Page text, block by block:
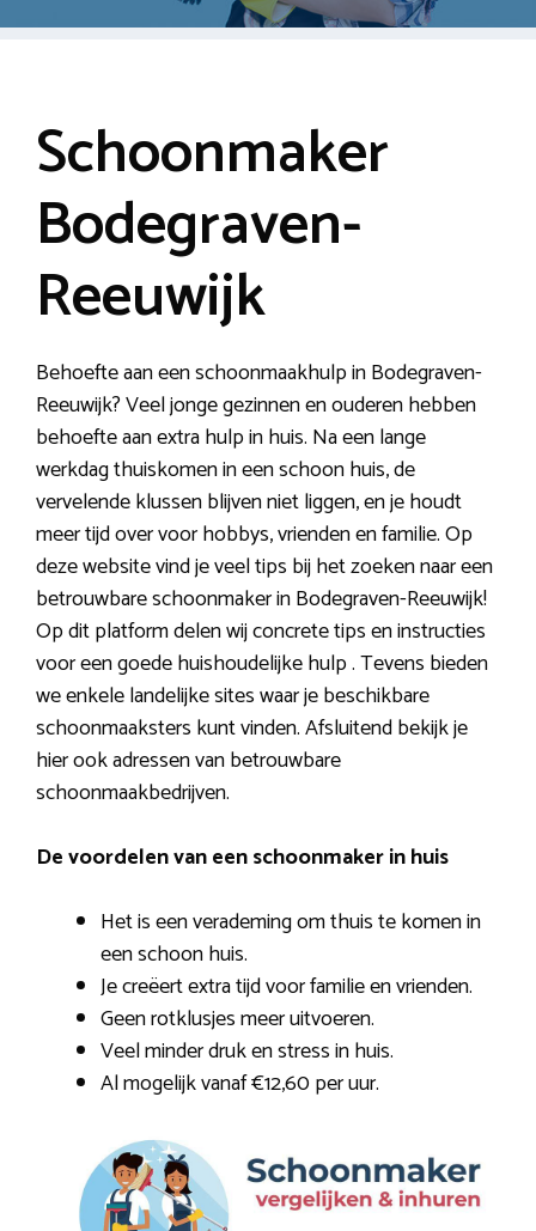
Schoonmaker
Bodegraven-
Reeuwijk
Behoefte aan een schoonmaakhulp in Bodegraven-
Reeuwijk? Veel jonge gezinnen en ouderen hebben
behoefte aan extra hulp in huis. Na een lange
werkdag thuiskomen in een schoon huis, de
vervelende klussen blijven niet liggen, en je houdt
meer tijd over voor hobbys, vrienden en familie. Op
deze website vind je veel tips bij het zoeken naar een
betrouwbare schoonmaker in Bodegraven-Reeuwijk!
Op dit platform delen wij concrete tips en instructies
voor een goede huishoudelijke hulp . Tevens bieden
we enkele landelijke sites waar je beschikbare
schoonmaaksters kunt vinden. Afsluitend bekijk je
hier ook adressen van betrouwbare
schoonmaakbedrijven.
De voordelen van een schoonmaker in huis
Het is een verademing om thuis te komen in
een schoon huis.
Je creëert extra tijd voor familie en vrienden.
Geen rotklusjes meer uitvoeren.
Veel minder druk en stress in huis.
Al mogelijk vanaf €12,60 per uur.